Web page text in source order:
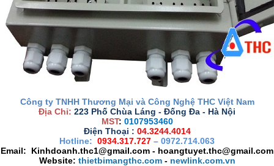
Công ty TNHH Thương Mại và Công Nghệ THC Việt Nam
Địa Chỉ: 223 Phố Chùa Láng - Đống Đa - Hà Nội
MST: 0107953460
Điện Thoại : 04.3244.4014
Hotline: 0934.317.727 – 0972.714.063
Email: Kinhdoanh.thc1@gmail.com - hoangtuyet.thc@gmail.com
Website: thietbimangthc.com- newlink.com.vn